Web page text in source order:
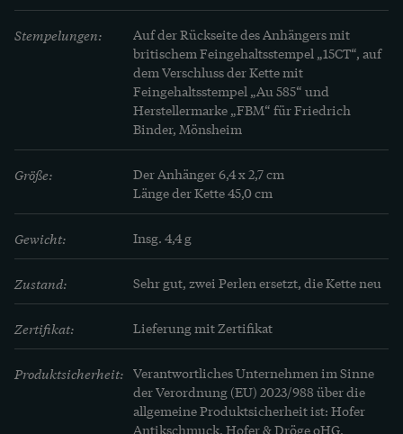
Stempelungen:
Auf der Rückseite des Anhängers mit
britischem Feingehaltsstempel „15CT“, auf
dem Verschluss der Kette mit
Feingehaltsstempel „Au 585“ und
Herstellermarke „FBM“ für Friedrich
Binder, Mönsheim
Größe:
Der Anhänger 6,4 x 2,7 cm
Länge der Kette 45,0 cm
Gewicht: Insg. 4,4 g
Zustand: Sehr gut, zwei Perlen ersetzt, die Kette neu
Zertifikat: Lieferung mit Zertifikat
Produktsicherheit: Verantwortliches Unternehmen im Sinne
der Verordnung (EU) 2023/988 über die
allgemeine Produktsicherheit ist: Hofer
Antikschmuck, Hofer & Dröge oHG,